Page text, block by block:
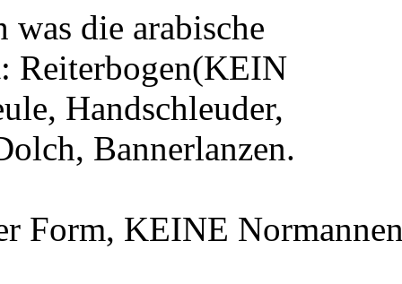
die arabische
Reiterbogen(KEIN
Handschleuder,
Bannerlanzen.
Form, KEINE